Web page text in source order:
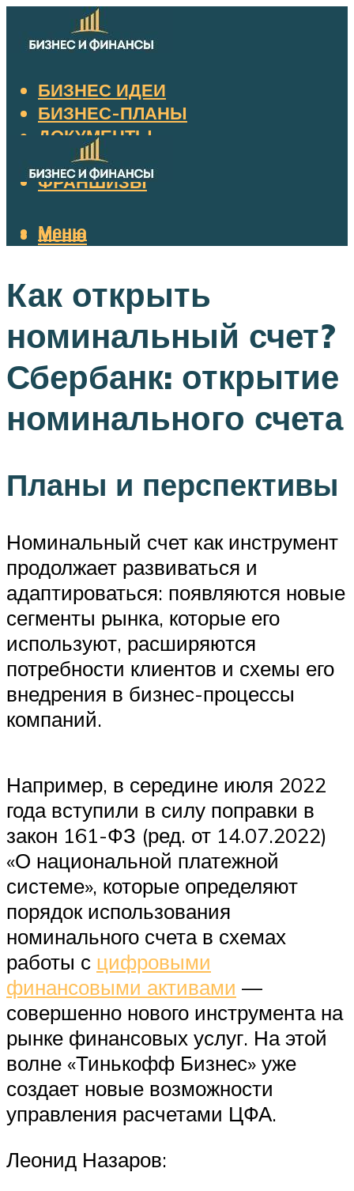
БИЗНЕС ИДЕИ
БИЗНЕС-ПЛАНЫ
ДОКУМЕНТЫ
НАЛОГИ
ФРАНШИЗЫ
Меню
Меню
Как открыть
номинальный счет?
Сбербанк: открытие
номинального счета
Планы и перспективы
Номинальный счет как инструмент
продолжает развиваться и
адаптироваться: появляются новые
сегменты рынка, которые его
используют, расширяются
потребности клиентов и схемы его
внедрения в бизнес-процессы
компаний.
Например, в середине июля 2022
года вступили в силу поправки в
закон 161-ФЗ (ред. от 14.07.2022)
«О национальной платежной
системе», которые определяют
порядок использования
номинального счета в схемах
работы с цифровыми
финансовыми активами —
совершенно нового инструмента на
рынке финансовых услуг. На этой
волне «Тинькофф Бизнес» уже
создает новые возможности
управления расчетами ЦФА.
Леонид Назаров: